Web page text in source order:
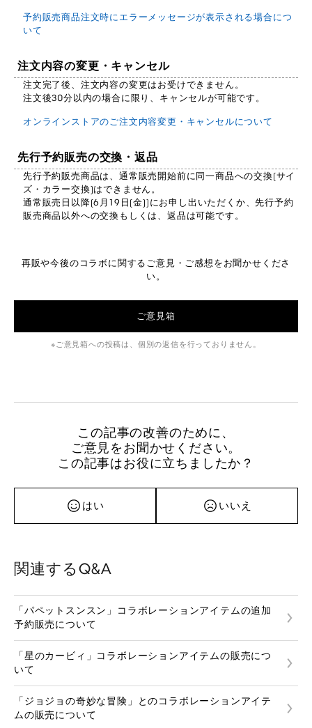
予約販売商品注文時にエラーメッセージが表示される場合につ
いて
注文内容の変更・キャンセル
注文完了後、注文内容の変更はお受けできません。
注文後30分以内の場合に限り、キャンセルが可能です。
オンラインストアのご注文内容変更・キャンセルについて
先行予約販売の交換・返品
先行予約販売商品は、通常販売開始前に同一商品への交換(サイ
ズ・カラー交換)はできません。
通常販売日以降(6月19日(金))にお申し出いただくか、先行予約
販売商品以外への交換もしくは、返品は可能です。
再販や今後のコラボに関するご意見・ご感想をお聞かせくださ
い。
ご意見箱
ご意見箱への投稿は、個別の返信を行っておりません。
この記事の改善のために、
ご意見をお聞かせください。
この記事はお役に立ちましたか？
はい いいえ
関連するQ&A
「パペットスンスン」コラボレーションアイテムの追加
予約販売について
「星のカービィ」コラボレーションアイテムの販売につ
いて
「ジョジョの奇妙な冒険」とのコラボレーションアイテ
ムの販売について